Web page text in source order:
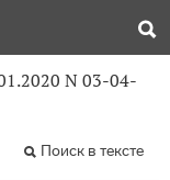
N 03-04-
Поиск в тексте